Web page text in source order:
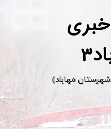
خبری
مهاباد)